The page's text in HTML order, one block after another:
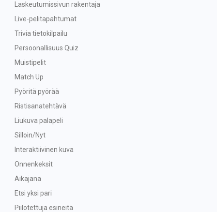
Laskeutumissivun rakentaja
Live-pelitapahtumat
Trivia tietokilpailu
Persoonallisuus Quiz
Muistipelit
Match Up
Pyöritä pyörää
Ristisanatehtävä
Liukuva palapeli
Silloin/Nyt
Interaktiivinen kuva
Onnenkeksit
Aikajana
Etsi yksi pari
Piilotettuja esineitä